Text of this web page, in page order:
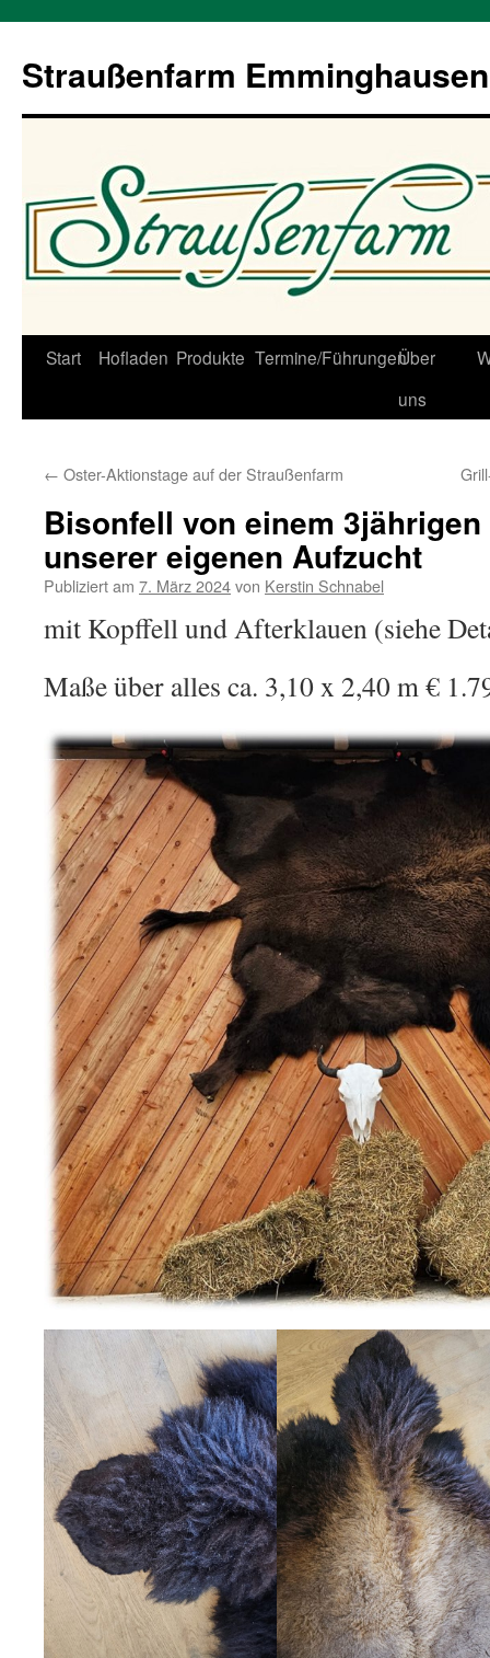
Straußenfarm Emminghausen
Zum
Start Hofladen Produkte Termine/FührungenÜber
uns
← Oster-Aktionstage auf der Straußenfarm
Bisonfell von einem
unserer eigenen Aufzucht
Publiziert am 7. März 2024von Kerstin Schnabel
mit Kopffell und Afterklauen (siehe
Maße über alles ca. 3,10 x 2,40 m €